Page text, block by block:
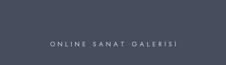
O N L I N E S A N A T G A L E R İ S İ